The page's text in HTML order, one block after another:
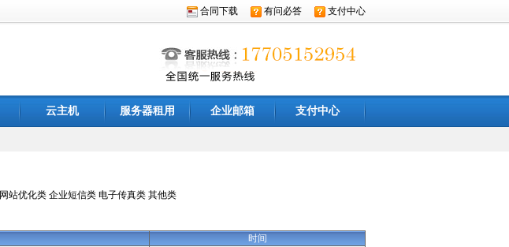
合同下载 有问必答 支付中心
云主机 服务器租用 企业邮箱 支付中心
网站优化类 企业短信类 电子传真类 其他类
时间